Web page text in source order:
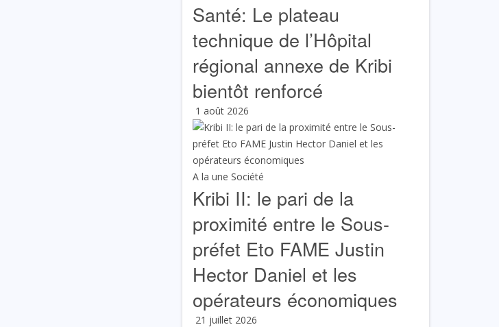
Santé: Le plateau
technique de l’Hôpital
régional annexe de Kribi
bientôt renforcé
1 août 2026
A la une Société
Kribi II: le pari de la
proximité entre le Sous-
préfet Eto FAME Justin
Hector Daniel et les
opérateurs économiques
21 juillet 2026